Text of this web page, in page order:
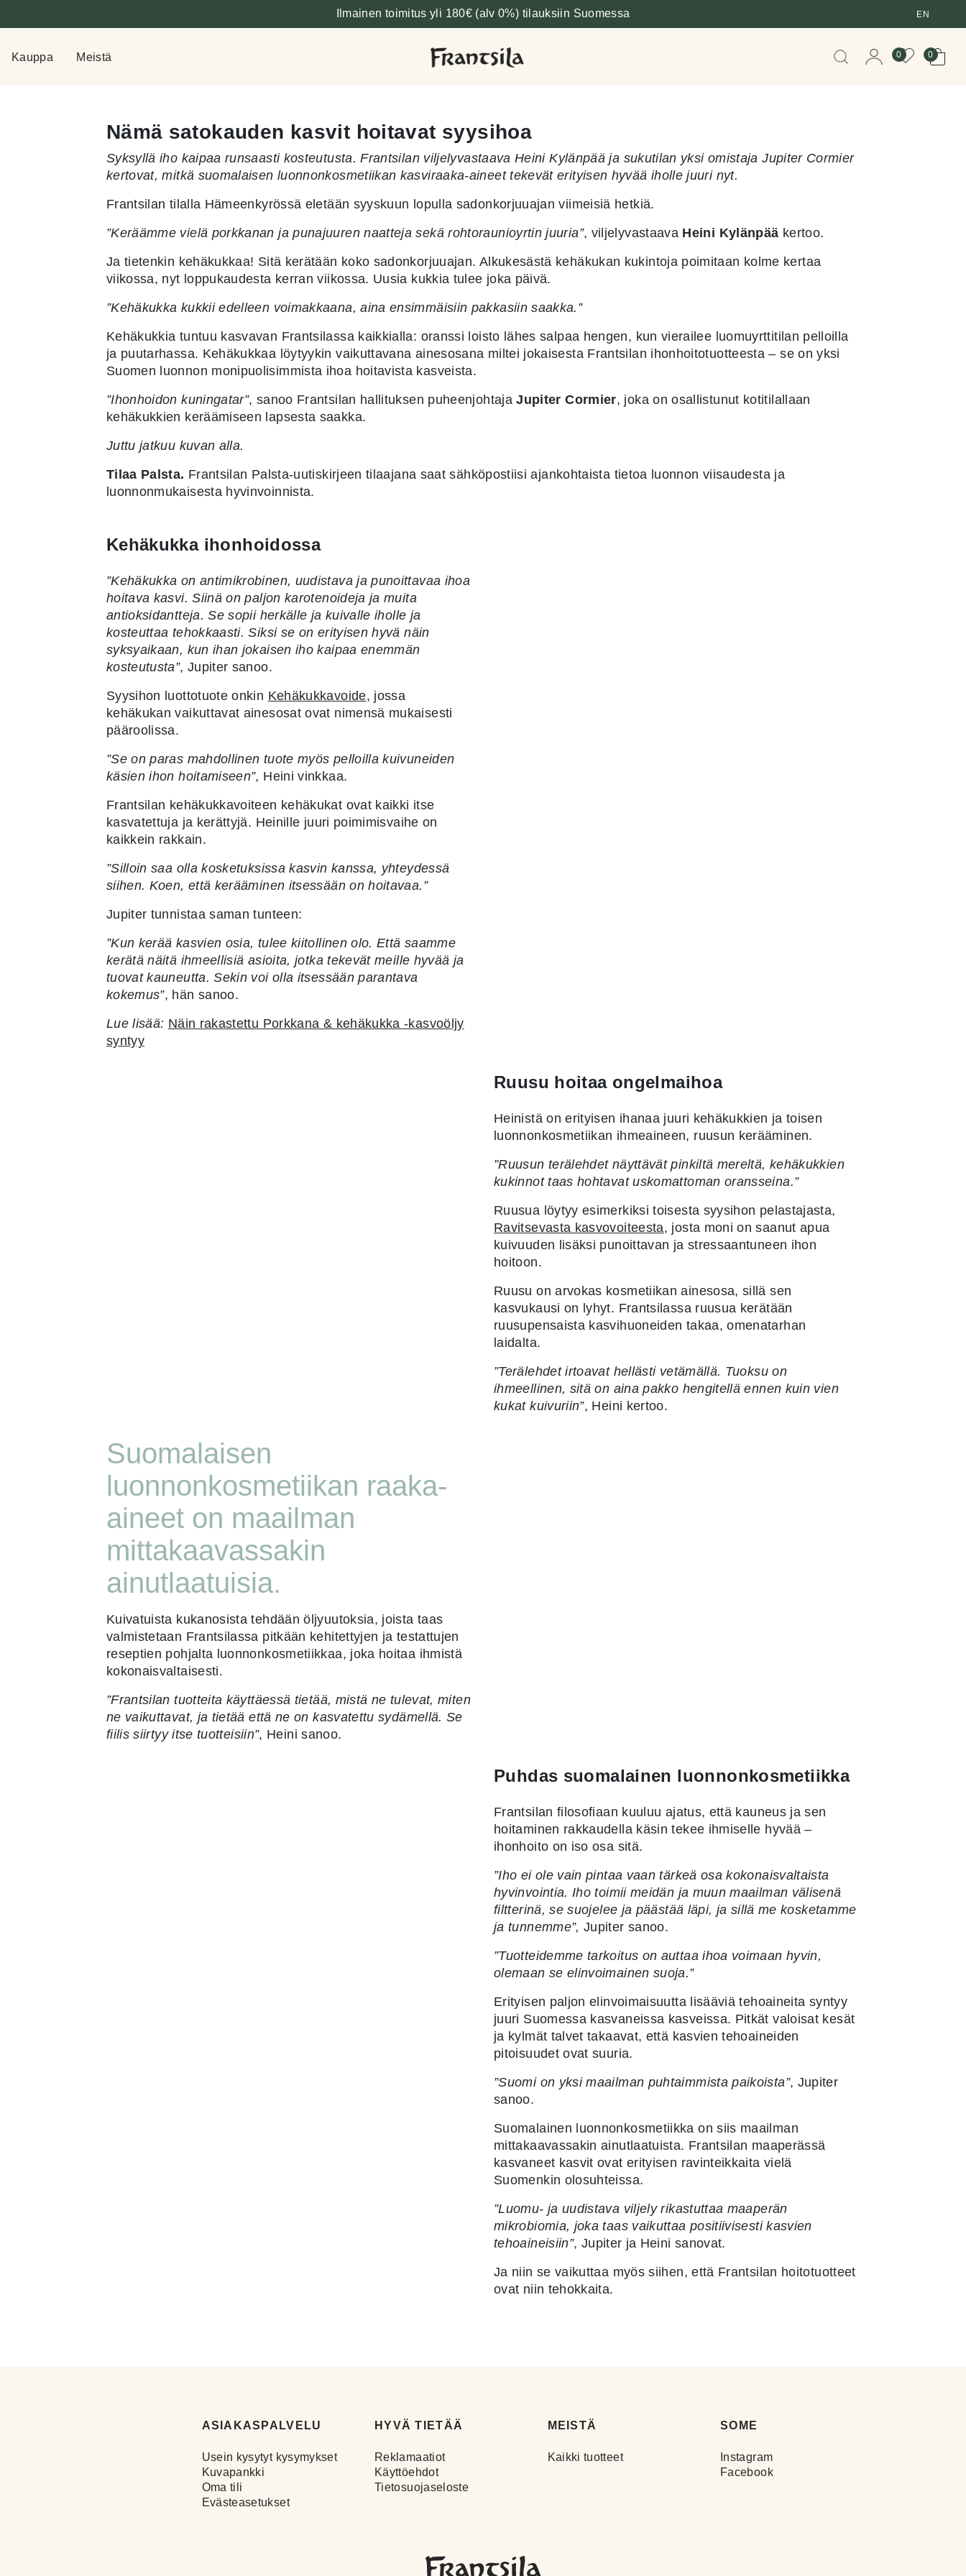
Ilmainen toimitus yli 180€ (alv 0%) tilauksiin Suomessa EN
Kauppa Meistä When autocomplete
0 0
Nämä satokauden kasvit hoitavat syysihoa
Syksyllä iho kaipaa runsaasti kosteutusta. Frantsilan viljelyvastaava Heini Kylänpää ja sukutilan yksi omistaja Jupiter Cormier
kertovat, mitkä suomalaisen luonnonkosmetiikan kasviraaka-aineet tekevät erityisen hyvää iholle juuri nyt.
Frantsilan tilalla Hämeenkyrössä eletään syyskuun lopulla sadonkorjuuajan viimeisiä hetkiä.
”Keräämme vielä porkkanan ja punajuuren naatteja sekä rohtoraunioyrtin juuria”, viljelyvastaava Heini Kylänpää kertoo.
Ja tietenkin kehäkukkaa! Sitä kerätään koko sadonkorjuuajan. Alkukesästä kehäkukan kukintoja poimitaan kolme kertaa
viikossa, nyt loppukaudesta kerran viikossa. Uusia kukkia tulee joka päivä.
”Kehäkukka kukkii edelleen voimakkaana, aina ensimmäisiin pakkasiin saakka.”
Kehäkukkia tuntuu kasvavan Frantsilassa kaikkialla: oranssi loisto lähes salpaa hengen, kun vierailee luomuyrttitilan pelloilla
ja puutarhassa. Kehäkukkaa löytyykin vaikuttavana ainesosana miltei jokaisesta Frantsilan ihonhoitotuotteesta – se on yksi
Suomen luonnon monipuolisimmista ihoa hoitavista kasveista.
”Ihonhoidon kuningatar”, sanoo Frantsilan hallituksen puheenjohtajaJupiter Cormier, joka on osallistunut kotitilallaan
kehäkukkien keräämiseen lapsesta saakka.
Juttu jatkuu kuvan alla.
Tilaa Palsta. Frantsilan Palsta-uutiskirjeen tilaajana saat sähköpostiisi ajankohtaista tietoa luonnon viisaudesta ja
luonnonmukaisesta hyvinvoinnista.
Kehäkukka ihonhoidossa
”Kehäkukka on antimikrobinen, uudistava japunoittavaa ihoa
hoitava kasvi. Siinä on paljon karotenoideja jamuita
antioksidantteja. Se sopii herkälle ja kuivalle iholle ja
kosteuttaa tehokkaasti. Siksi se on erityisen hyvä näin
syksyaikaan, kun ihan jokaisen iho kaipaa enemmän
kosteutusta”, Jupiter sanoo.
Syysihon luottotuote onkin Kehäkukkavoide, jossa
kehäkukan vaikuttavat ainesosat ovat nimensä mukaisesti
pääroolissa.
”Se on paras mahdollinen tuote myös pelloilla kuivuneiden
käsien ihon hoitamiseen”, Heini vinkkaa.
Frantsilan kehäkukkavoiteen kehäkukat ovat kaikki itse
kasvatettuja ja kerättyjä. Heinille juuri poimimisvaihe on
kaikkein rakkain.
”Silloin saa olla kosketuksissa kasvin kanssa, yhteydessä
siihen. Koen, että kerääminen itsessään on hoitavaa.”
Jupiter tunnistaa saman tunteen:
”Kun kerää kasvien osia, tulee kiitollinen olo. Että saamme
kerätä näitä ihmeellisiä asioita, jotka tekevät meille hyvää ja
tuovat kauneutta. Sekin voi olla itsessään parantava
kokemus”, hän sanoo.
Lue lisää: Näin rakastettu Porkkana & kehäkukka -kasvoöljy
syntyy
Ruusu hoitaa ongelmaihoa
Heinistä on erityisen ihanaa juuri kehäkukkien ja toisen
luonnonkosmetiikan ihmeaineen, ruusun kerääminen.
”Ruusun terälehdet näyttävät pinkiltä mereltä, kehäkukkien
kukinnot taas hohtavat uskomattoman oransseina.”
Ruusua löytyy esimerkiksi toisesta syysihon pelastajasta,
Ravitsevasta kasvovoiteesta, josta moni on saanut apua
kuivuuden lisäksi punoittavan ja stressaantuneen ihon
hoitoon.
Ruusu on arvokas kosmetiikan ainesosa, sillä sen
kasvukausi on lyhyt. Frantsilassa ruusua kerätään
ruusupensaista kasvihuoneiden takaa, omenatarhan
laidalta.
”Terälehdet irtoavat hellästi vetämällä. Tuoksu on
ihmeellinen, sitä on aina pakko hengitellä ennen kuin vien
kukat kuivuriin”, Heini kertoo.
Suomalaisen
luonnonkosmetiikan raaka-
aineet on maailman
mittakaavassakin
ainutlaatuisia.
Kuivatuista kukanosista tehdään öljyuutoksia, joista taas
valmistetaan Frantsilassa pitkään kehitettyjen ja testattujen
reseptien pohjalta luonnonkosmetiikkaa, joka hoitaa ihmistä
kokonaisvaltaisesti.
”Frantsilan tuotteita käyttäessä tietää, mistä ne tulevat, miten
ne vaikuttavat, ja tietää että ne on kasvatettu sydämellä. Se
fiilis siirtyy itse tuotteisiin”, Heini sanoo.
Puhdas suomalainen luonnonkosmetiikka
Frantsilan filosofiaan kuuluu ajatus, että kauneus ja sen
hoitaminen rakkaudella käsin tekee ihmiselle hyvää –
ihonhoito on iso osa sitä.
”Iho ei ole vain pintaa vaan tärkeä osa kokonaisvaltaista
hyvinvointia. Iho toimii meidän ja muun maailman välisenä
filtterinä, se suojelee ja päästää läpi, ja sillä me kosketamme
ja tunnemme”, Jupiter sanoo.
”Tuotteidemme tarkoitus on auttaa ihoa voimaan hyvin,
olemaan se elinvoimainen suoja.”
Erityisen paljon elinvoimaisuutta lisääviä tehoaineita syntyy
juuri Suomessa kasvaneissa kasveissa. Pitkät valoisat kesät
ja kylmät talvet takaavat, että kasvien tehoaineiden
pitoisuudet ovat suuria.
”Suomi on yksi maailman puhtaimmista paikoista”, Jupiter
sanoo.
Suomalainen luonnonkosmetiikka on siis maailman
mittakaavassakin ainutlaatuista. Frantsilan maaperässä
kasvaneet kasvit ovat erityisen ravinteikkaita vielä
Suomenkin olosuhteissa.
”Luomu- ja uudistava viljely rikastuttaa maaperän
mikrobiomia, joka taas vaikuttaa positiivisesti kasvien
tehoaineisiin”, Jupiter ja Heini sanovat.
Ja niin se vaikuttaa myös siihen, että Frantsilan hoitotuotteet
ovat niin tehokkaita.
ASIAKASPALVELU
Usein kysytyt kysymykset
Kuvapankki
Oma tili
Evästeasetukset
HYVÄ TIETÄÄ
Reklamaatiot
Käyttöehdot
Tietosuojaseloste
MEISTÄ
Kaikki tuotteet
SOME
Instagram
Facebook